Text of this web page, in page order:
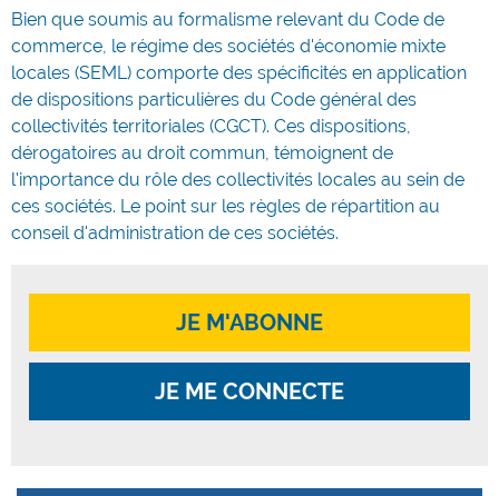
Bien que soumis au formalisme relevant du Code de
commerce, le régime des sociétés d'économie mixte
locales (SEML) comporte des spécificités en application
de dispositions particulières du Code général des
collectivités territoriales (CGCT). Ces dispositions,
dérogatoires au droit commun, témoignent de
l'importance du rôle des collectivités locales au sein de
ces sociétés. Le point sur les règles de répartition au
conseil d'administration de ces sociétés.
JE M'ABONNE
JE ME CONNECTE